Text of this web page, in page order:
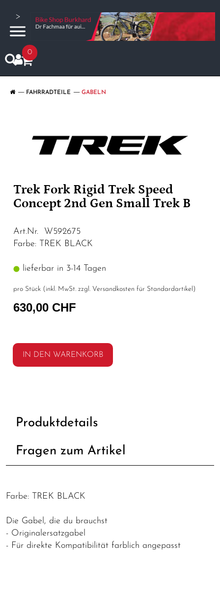
>
0
FAHRRADTEILE GABELN
Trek Fork Rigid Trek Speed
Concept 2nd Gen Small Trek B
Art.Nr. W592675
Farbe: TREK BLACK
lieferbar in 3-14 Tagen
pro Stück (inkl. MwSt. zzgl. Versandkosten für Standardartikel )
630,00 CHF
IN DEN WARENKORB
Produktdetails
Fragen zum Artikel
Farbe: TREK BLACK
Die Gabel, die du brauchst
- Originalersatzgabel
- Für direkte Kompatibilität farblich angepasst